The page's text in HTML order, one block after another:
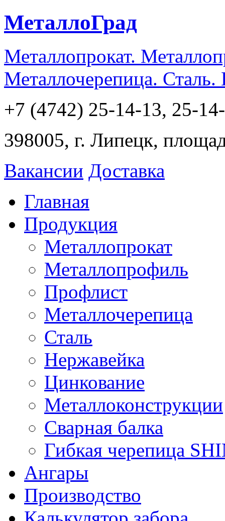
МеталлоГрад
Металлопрокат.
Металлочерепица.
+7 (4742) 25-14-13, 25-
398005, г. Липецк,
Вакансии Доставка
Главная
Продукция
Металлопрокат
Металлопрофиль
Профлист
Металлочерепица
Сталь
Нержавейка
Цинкование
Металлоконструкции
Сварная балка
Гибкая черепица
Ангары
Производство